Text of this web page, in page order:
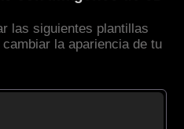
las siguientes plantillas
la apariencia de tu